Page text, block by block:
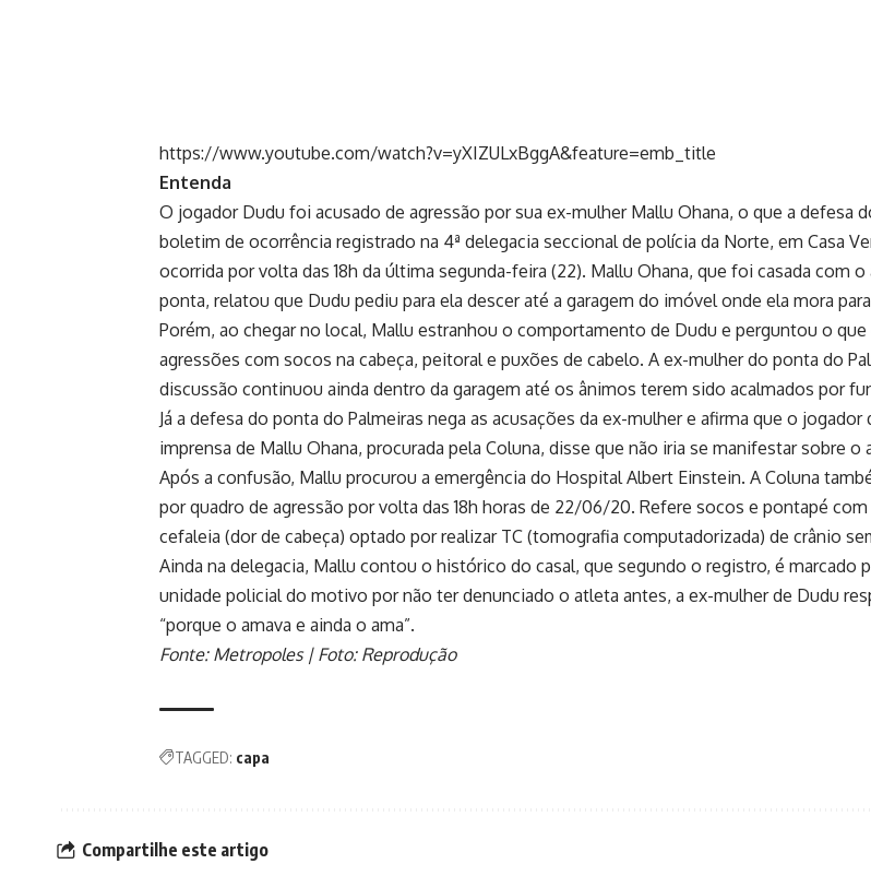
https://www.youtube.com/watch?v=yXIZULxBggA&feature=emb_title
Entenda
O jogador Dudu foi acusado de agressão por sua ex-mulher Mallu Ohana, o que a defesa
boletim de ocorrência registrado na 4ª delegacia seccional de polícia da Norte, em Casa
ocorrida por volta das 18h da última segunda-feira (22). Mallu Ohana, que foi casada
ponta, relatou que Dudu pediu para ela descer até a garagem do imóvel onde ela mora
Porém, ao chegar no local, Mallu estranhou o comportamento de Dudu e perguntou o
agressões com socos na cabeça, peitoral e puxões de cabelo. A ex-mulher do ponta do
discussão continuou ainda dentro da garagem até os ânimos terem sido acalmados por
Já a defesa do ponta do Palmeiras nega as acusações da ex-mulher e afirma que o
imprensa de Mallu Ohana, procurada pela Coluna, disse que não iria se manifestar sobre o
Após a confusão, Mallu procurou a emergência do Hospital Albert Einstein. A Coluna
por quadro de agressão por volta das 18h horas de 22/06/20. Refere socos e pontapé
cefaleia (dor de cabeça) optado por realizar TC (tomografia computadorizada) de crânio
Ainda na delegacia, Mallu contou o histórico do casal, que segundo o registro, é marcado
unidade policial do motivo por não ter denunciado o atleta antes, a ex-mulher de Dudu
“porque o amava e ainda o ama”.
Fonte: Metropoles | Foto: Reprodução
TAGGED: capa
Compartilhe este artigo